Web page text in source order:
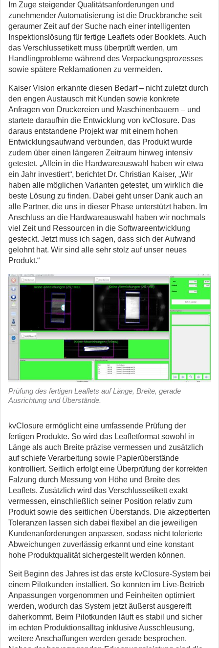
Im Zuge steigender Qualitätsanforderungen und
zunehmender Automatisierung ist die Druckbranche seit
geraumer Zeit auf der Suche nach einer intelligenten
Inspektionslösung für fertige Leaflets oder Booklets. Auch
das Verschlussetikett muss überprüft werden, um
Handlingprobleme während des Verpackungsprozesses
sowie spätere Reklamationen zu vermeiden.
Kaiser Vision erkannte diesen Bedarf – nicht zuletzt durch
den engen Austausch mit Kunden sowie konkrete
Anfragen von Druckereien und Maschinenbauern – und
startete daraufhin die Entwicklung von kvClosure. Das
daraus entstandene Projekt war mit einem hohen
Entwicklungsaufwand verbunden, das Produkt wurde
zudem über einen längeren Zeitraum hinweg intensiv
getestet. „Allein in die Hardwareauswahl haben wir etwa
ein Jahr investiert“, berichtet Dr. Christian Kaiser, „Wir
haben alle möglichen Varianten getestet, um wirklich die
beste Lösung zu finden. Dabei geht unser Dank auch an
alle Partner, die uns in dieser Phase unterstützt haben. Im
Anschluss an die Hardwareauswahl haben wir nochmals
viel Zeit und Ressourcen in die Softwareentwicklung
gesteckt. Jetzt muss ich sagen, dass sich der Aufwand
gelohnt hat. Wir sind alle sehr stolz auf unser neues
Produkt.“
Prüfung des fertigen Leaflets auf Länge, Breite, gerade
Ausrichtung und Überstände.
kvClosure ermöglicht eine umfassende Prüfung der
fertigen Produkte. So wird das Leafletformat sowohl in
Länge als auch Breite präzise vermessen und zusätzlich
auf schiefe Verarbeitung sowie Papierüberstände
kontrolliert. Seitlich erfolgt eine Überprüfung der korrekten
Falzung durch Messung von Höhe und Breite des
Leaflets. Zusätzlich wird das Verschlussetikett exakt
vermessen, einschließlich seiner Position relativ zum
Produkt sowie des seitlichen Überstands. Die akzeptierten
Toleranzen lassen sich dabei flexibel an die jeweiligen
Kundenanforderungen anpassen, sodass nicht tolerierte
Abweichungen zuverlässig erkannt und eine konstant
hohe Produktqualität sichergestellt werden können.
Seit Beginn des Jahres ist das erste kvClosure-System bei
einem Pilotkunden installiert. So konnten im Live-Betrieb
Anpassungen vorgenommen und Feinheiten optimiert
werden, wodurch das System jetzt äußerst ausgereift
daherkommt. Beim Pilotkunden läuft es stabil und sicher
im echten Produktionsalltag inklusive Ausschleusung,
weitere Anschaffungen werden gerade besprochen.